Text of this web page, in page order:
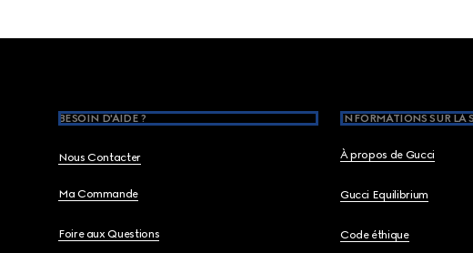
BESOIN D'AIDE ?
Nous Contacter
Ma Commande
Foire aux Questions
INFORMATIONS SUR LA
À propos de Gucci
Gucci Equilibrium
Code éthique